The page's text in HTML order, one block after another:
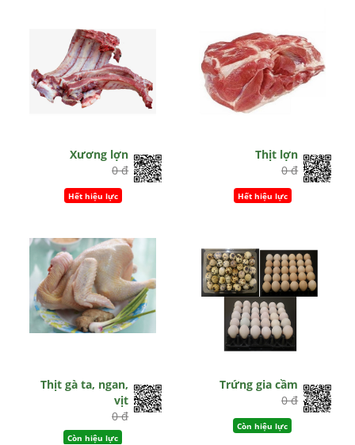
Xương lợn
0 đ
Hết hiệu lực
Thịt lợn
0 đ
Hết hiệu lực
Thịt gà ta, ngan,
vịt
0 đ
Còn hiệu lực
Trứng gia cầm
0 đ
Còn hiệu lực